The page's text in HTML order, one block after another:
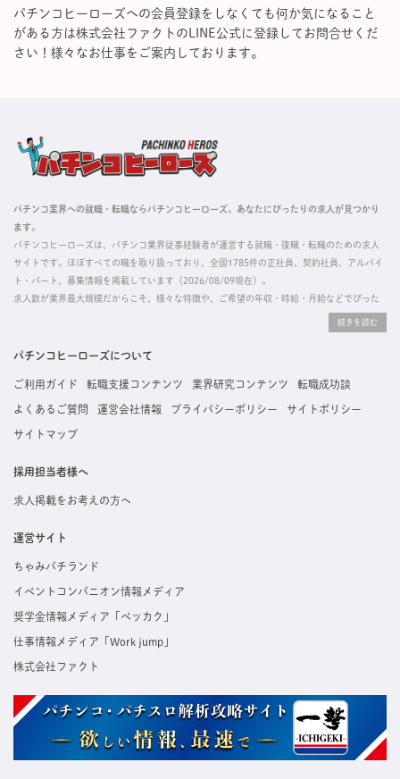
パチンコヒーローズへの会員登録をしなくても何か気になること
がある方は株式会社ファクトのLINE公式に登録してお問合せくだ
さい！様々なお仕事をご案内しております。
パチンコ業界への就職・転職ならパチンコヒーローズ。あなたにぴったりの求人が見つかり
ます。
パチンコヒーローズは、パチンコ業界従事経験者が運営する就職・復職・転職のための求人
サイトです。ほぼすべての職を取り扱っており、全国1785件の正社員、契約社員、アルバイ
ト・パート、募集情報を掲載しています（2026/08/09現在）。
求人数が業界最大規模だからこそ、様々な特徴や、ご希望の年収・時給・月給などでぴった
掲載している求人は、すべて契約法人様から寄せられた正規の求人情報です。応募いただい
た内容はすぐに直接事業所に届くためスムーズに転職・復職できます。
パチンコヒーローズについて
ご利用ガイド 転職支援コンテンツ 業界研究コンテンツ 転職成功談
よくあるご質問 運営会社情報 プライバシーポリシー サイトポリシー
サイトマップ
採用担当者様へ
求人掲載をお考えの方へ
運営サイト
ちゃみパチランド
イベントコンパニオン情報メディア
奨学金情報メディア「ベッカク」
仕事情報メディア「Work jump」
株式会社ファクト